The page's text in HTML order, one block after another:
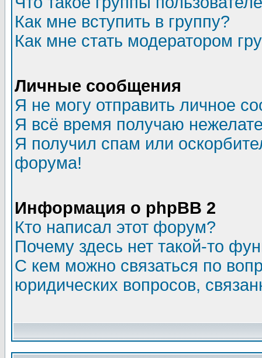
Как мне вступить в группу?
Как мне стать модератором
Личные сообщения
Я не могу отправить личное
Я всё время получаю
Я получил спам или
форума!
Информация о phpBB 2
Кто написал этот форум?
Почему здесь нет такой-то
С кем можно связаться по
юридических вопросов,